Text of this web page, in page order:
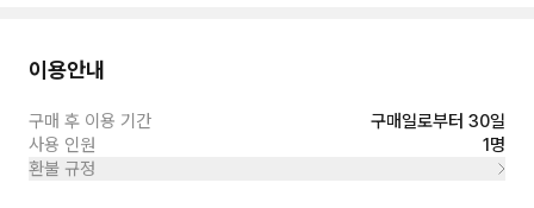
이용안내
구매 후 이용 기간
구매일로부터 30일
사용 인원
1명
환불 규정